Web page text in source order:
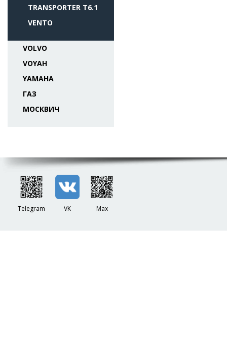
TRANSPORTER T6.1
VENTO
VOLVO
VOYAH
YAMAHA
ГАЗ
МОСКВИЧ
Telegram VK Max